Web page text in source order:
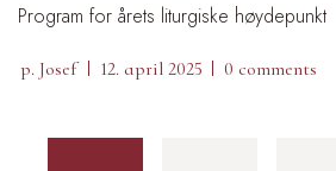
Program for årets liturgiske høydepunkt
p. Josef 12. april 2025 0 comments